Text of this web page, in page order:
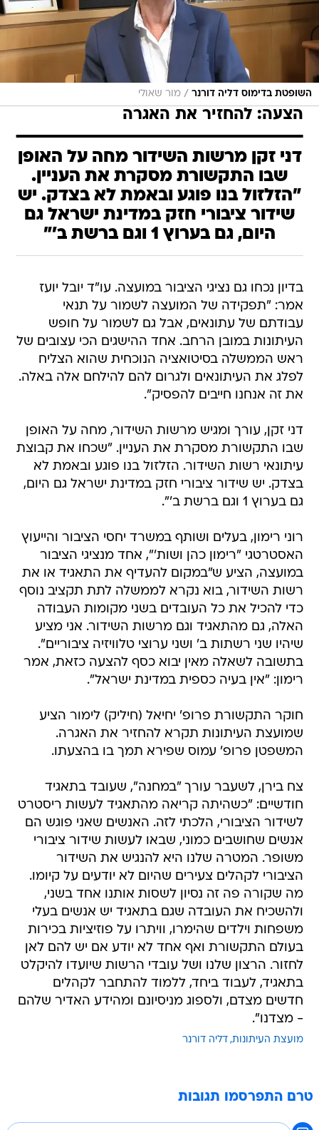
השופטת בדימוס דליה דורנר / מור שאולי
הצעה: להחזיר את האגרה
דני זקן מרשות השידור מחה על האופן
שבו התקשורת מסקרת את העניין.
"הזלזול בנו פוגע ובאמת לא בצדק. יש
שידור ציבורי חזק במדינת ישראל גם
היום, גם בערוץ 1 וגם ברשת ב'"
בדיון נכחו גם נציגי הציבור במועצה. עו"ד יובל יועז
אמר: "תפקידה של המועצה לשמור על תנאי
עבודתם של עתונאים, אבל גם לשמור על חופש
העיתונות במובן הרחב. אחד ההישגים הכי עצובים של
ראש הממשלה בסיטואציה הנוכחית שהוא הצליח
לפלג את העיתונאים ולגרום להם להילחם אלה באלה.
את זה אנחנו חייבים להפסיק".
דני זקן, עורך ומגיש מרשות השידור, מחה על האופן
שבו התקשורת מסקרת את העניין. "שכחו את קבוצת
עיתונאי רשות השידור. הזלזול בנו פוגע ובאמת לא
בצדק. יש שידור ציבורי חזק במדינת ישראל גם היום,
גם בערוץ 1 וגם ברשת ב'".
רוני רימון, בעלים ושותף במשרד יחסי הציבור והייעוץ
האסטרטגי "רימון כהן ושות'", אחד מנציגי הציבור
במועצה, הציע ש"במקום להעדיף את התאגיד או את
רשות השידור, בוא נקרא לממשלה לתת תקציב נוסף
כדי להכיל את כל העובדים בשני מקומות העבודה
האלה, גם מהתאגיד וגם מרשות השידור. אני מציע
שיהיו שני רשתות ב' ושני ערוצי טלוויזיה ציבוריים".
בתשובה לשאלה מאין יבוא כסף להצעה כזאת, אמר
רימון: "אין בעיה כספית במדינת ישראל".
חוקר התקשורת פרופ' יחיאל (חיליק) לימור הציע
שמועצת העיתונות תקרא להחזיר את האגרה.
המשפטן פרופ' עמוס שפירא תמך בו בהצעתו.
צח בירן, לשעבר עורך "במחנה", שעובד בתאגיד
חודשיים: "כשהיתה קריאה מהתאגיד לעשות ריסטרט
לשידור הציבורי, הלכתי לזה. האנשים שאני פוגש הם
אנשים שחושבים כמוני, שבאו לעשות שידור ציבורי
משופר. המטרה שלנו היא להנגיש את השידור
הציבורי לקהלים צעירים שהיום לא יודעים על קיומו.
מה שקורה פה זה נסיון לשסות אותנו אחד בשני,
ולהשכיח את העובדה שגם בתאגיד יש אנשים בעלי
משפחות וילדים שהימרו, וויתרו על פוזיציות בכירות
בעולם התקשורת ואף אחד לא יודע אם יש להם לאן
לחזור. הרצון שלנו ושל עובדי הרשות שיועדו להיקלט
בתאגיד, לעבוד ביחד, ללמוד להתחבר לקהלים
חדשים מצדם, ולספוג מניסיונם ומהידע האדיר שלהם
- מצדנו".
מועצת העיתונות דליה דורנר
טרם התפרסמו תגובות